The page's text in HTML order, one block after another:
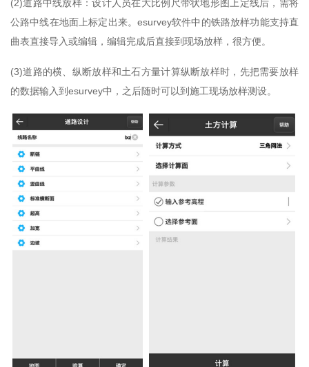
(2)道路中线放样：设计人员在大比例尺带状地形图上定线后，需将
公路中线在地面上标定出来。esurvey软件中的铁路放样功能支持直
曲表直接导入或编辑，编辑完成后直接到现场放样，很方便。
(3)道路的横、纵断放样和土石方量计算纵断放样时，先把需要放样
的数据输入到esurvey中，之后随时可以到施工现场放样测设。